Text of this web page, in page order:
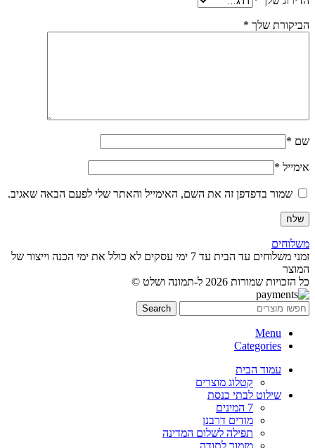
הביקורת שלך *
שם *
אימייל *
שמור בדפדפן זה את השם, האימייל והאתר שלי לפעם הבאה שאגיב.
משלוחים
זמני משלוחים עד הבית עד 7 ימי עסקים לא כולל את ימי הכנה וייצור של
המוצר
כל הזכויות שמורות 2026 ל-תמונה ושלט ©
Search
Menu
Categories
עמוד הבית
קטלוג מוצרים
שילוט לבתי כנסת
7 המינים
מודים דרבנן
תפילה לשלום המדינה
מזמור לתודה